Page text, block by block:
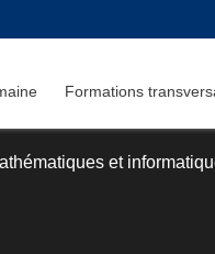
Formations
et